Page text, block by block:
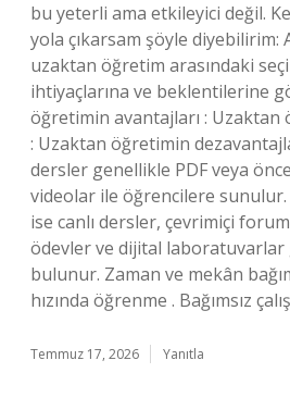
bu yeterli ama etkileyici değil.
yola çıkarsam şöyle diyebilirim:
uzaktan öğretim arasındaki
ihtiyaçlarına ve beklentilerine
öğretimin avantajları : Uzaktan
: Uzaktan öğretimin
dersler genellikle PDF veya
videolar ile öğrencilere
ise canlı dersler, çevrimiçi
ödevler ve dijital
bulunur. Zaman ve mekân
hızında öğrenme . Bağımsız
Temmuz 17, 2026 Yanıtla